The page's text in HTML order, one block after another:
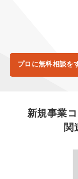
代表メッセージ（岩
認定パートナー
プロに無料相談を
新規事業
関